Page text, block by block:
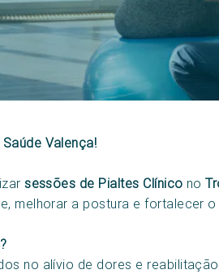
Valença!
sessões de Pialtes Clínico no
melhorar a postura e fortalecer
no alívio de dores e reabilitação